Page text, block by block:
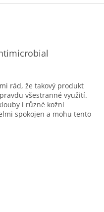
z 5 hvězdiček.
rád, že takový produkt
všestranné využití.
i různé kožní
spokojen a mohu tento